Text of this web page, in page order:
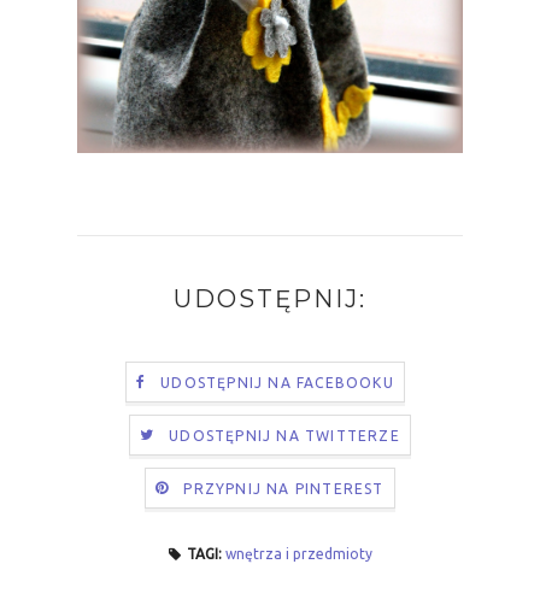
UDOSTĘPNIJ:
UDOSTĘPNIJ NA FACEBOOKU
UDOSTĘPNIJ NA TWITTERZE
PRZYPNIJ NA PINTEREST
TAGI: wnętrza i przedmioty